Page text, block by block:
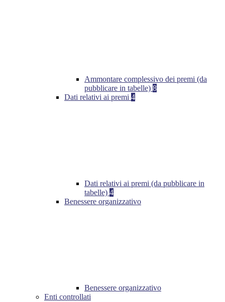
Ammontare complessivo dei premi (da
pubblicare in tabelle) 8
Dati relativi ai premi 4
Dati relativi ai premi (da pubblicare in
tabelle) 4
Benessere organizzativo
Benessere organizzativo
Enti controllati